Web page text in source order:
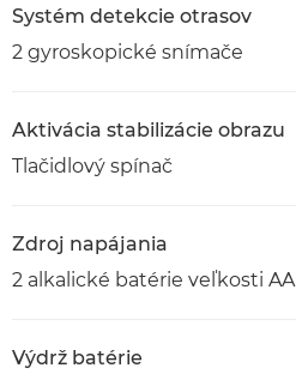
Systém detekcie otrasov
2 gyroskopické snímače
Aktivácia stabilizácie obrazu
Tlačidlový spínač
Zdroj napájania
2 alkalické batérie veľkosti AA
Výdrž batérie